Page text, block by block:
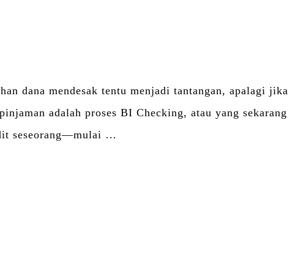
dana mendesak tentu menjadi tantangan, apalagi jika
adalah proses BI Checking, atau yang sekarang
seseorang—mulai …